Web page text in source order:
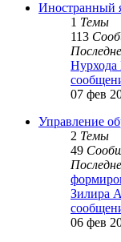
Иностранный
1 Темы
113
Нурхода
07 фев
Управление
2 Темы
49
Зилира
06 фев